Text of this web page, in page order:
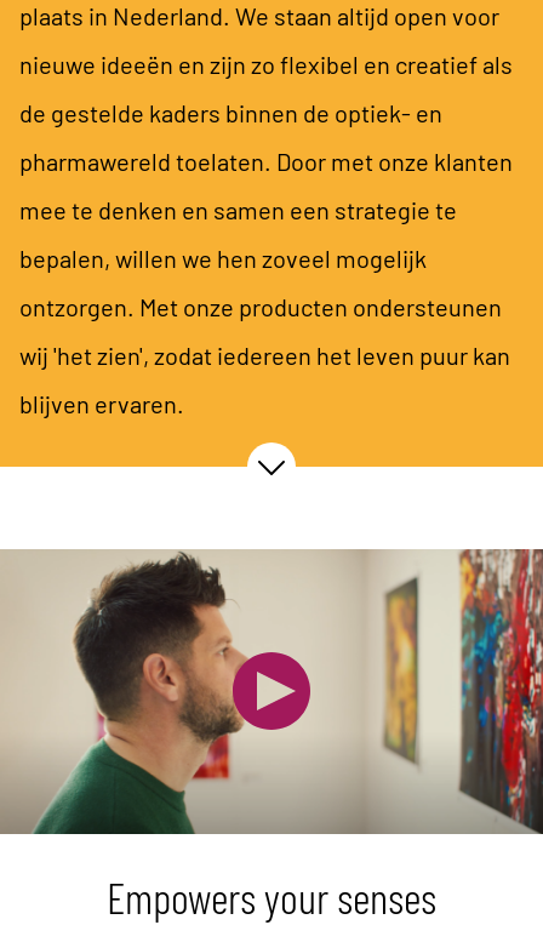
plaats in Nederland. We staan altijd open voor
nieuwe ideeën en zijn zo flexibel en creatief als
de gestelde kaders binnen de optiek- en
pharmawereld toelaten. Door met onze klanten
mee te denken en samen een strategie te
bepalen, willen we hen zoveel mogelijk
ontzorgen. Met onze producten ondersteunen
wij 'het zien', zodat iedereen het leven puur kan
blijven ervaren.
Empowers your senses